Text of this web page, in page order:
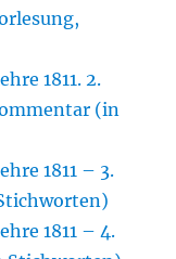
1811. 2.
(in
1811 – 3.
1811 – 4.